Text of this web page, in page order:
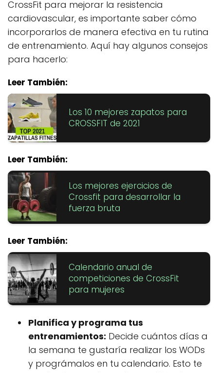
CrossFit para mejorar la resistencia
cardiovascular, es importante saber cómo
incorporarlos de manera efectiva en tu rutina
de entrenamiento. Aquí hay algunos consejos
para hacerlo:
Leer También:
Los 10 mejores zapatos para
CROSSFIT de 2021
Leer También:
Los mejores ejercicios de
Crossfit para desarrollar la
fuerza bruta
Leer También:
Calendario anual de
competiciones de CrossFit
para mujeres
Planifica y programa tus
entrenamientos: Decide cuántos días a
la semana te gustaría realizar los WODs
y prográmalos en tu calendario. Esto te